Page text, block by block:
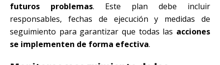
futuros problemas. Este plan debe incluir
responsables, fechas de ejecución y medidas de
seguimiento para garantizar que todas las acciones
se implementen de forma efectiva.